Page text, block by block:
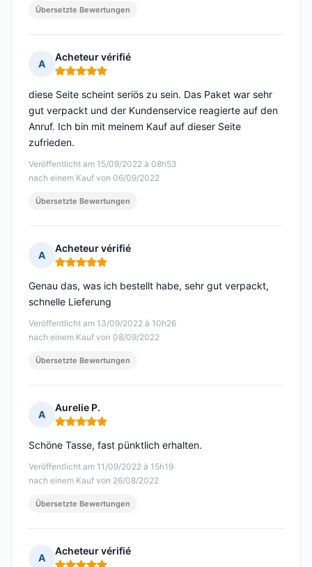
Übersetzte Bewertungen
A
Acheteur vérifié
Hinweis: 5 von 5
Veröffentlicht am 15/09/2022 à 08h53
nach einem Kauf von 06/09/2022
diese Seite scheint seriös zu sein. Das Paket war sehr
gut verpackt und der Kundenservice reagierte auf den
Anruf. Ich bin mit meinem Kauf auf dieser Seite
zufrieden.
Übersetzte Bewertungen
A
Acheteur vérifié
Hinweis: 5 von 5
Veröffentlicht am 13/09/2022 à 10h26
nach einem Kauf von 08/09/2022
Genau das, was ich bestellt habe, sehr gut verpackt,
schnelle Lieferung
Übersetzte Bewertungen
A
Aurelie P.
Hinweis: 5 von 5
Veröffentlicht am 11/09/2022 à 15h19
nach einem Kauf von 26/08/2022
Schöne Tasse, fast pünktlich erhalten.
Übersetzte Bewertungen
A
Acheteur vérifié